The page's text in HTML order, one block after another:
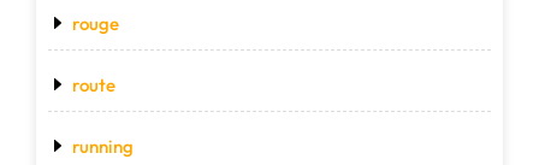
rouge
route
running